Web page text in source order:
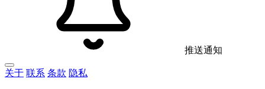
推送通知
关于 联系 条款 隐私